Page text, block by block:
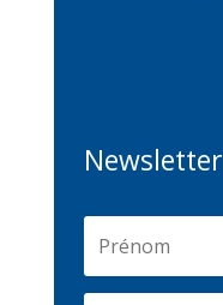
Newsletter